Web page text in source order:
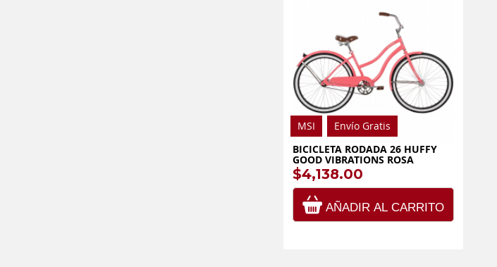
MSI
Envío Gratis
BICICLETA RODADA 26 HUFFY
GOOD VIBRATIONS ROSA
$4,138.00
AÑADIR AL CARRITO